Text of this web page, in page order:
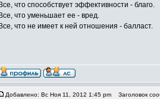
Все, что способствует эффективности - благо.
Все, что уменьшает ее - вред.
Все, что не имеет к ней отношения - балласт.
Добавлено: Вс Ноя 11, 2012 1:45 pm Заголовок